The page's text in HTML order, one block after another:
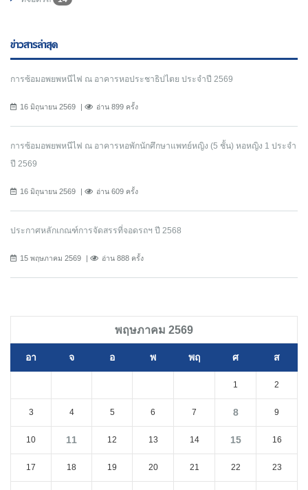
ข่าวสารล่าสุด
การซ้อมอพยพหนีไฟ ณ อาคารหอประชาธิปไตย ประจำปี 2569
16 มิถุนายน 2569 อ่าน 899 ครั้ง
การซ้อมอพยพหนีไฟ ณ อาคารหอพักนักศึกษาแพทย์หญิง (5 ชั้น) หอหญิง 1 ประจำ
ปี 2569
16 มิถุนายน 2569 อ่าน 609 ครั้ง
ประกาศหลักเกณฑ์การจัดสรรที่จอดรถฯ ปี 2568
15 พฤษภาคม 2569 อ่าน 888 ครั้ง
พฤษภาคม 2569
อา จ อ พ พฤ ศ ส
1 2
3 4 5 6 7 8 9
10 11 12 13 14 15 16
17 18 19 20 21 22 23